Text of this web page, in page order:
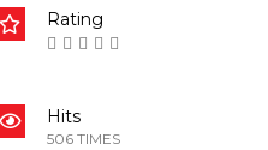
Rating
Hits
506 TIMES